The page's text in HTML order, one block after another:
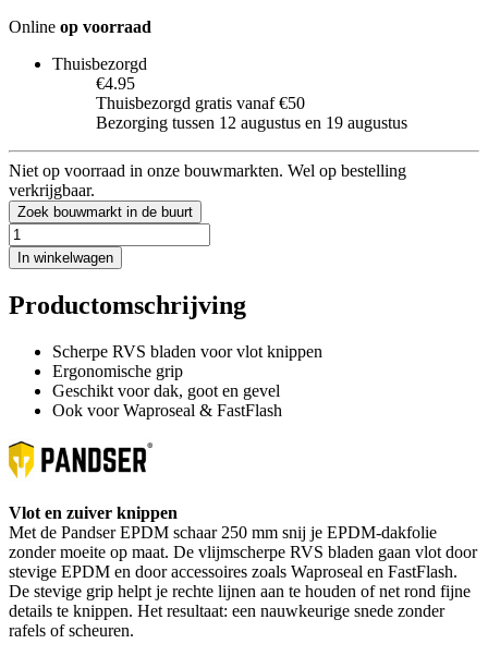
Online op voorraad
Thuisbezorgd
€4.95
Thuisbezorgd gratis vanaf €50
Bezorging tussen 12 augustus en 19 augustus
Niet op voorraad in onze bouwmarkten. Wel op bestelling
verkrijgbaar.
Zoek bouwmarkt in de buurt
In winkelwagen
Productomschrijving
Scherpe RVS bladen voor vlot knippen
Ergonomische grip
Geschikt voor dak, goot en gevel
Ook voor Waproseal & FastFlash
Vlot en zuiver knippen
Met de Pandser EPDM schaar 250 mm snij je EPDM-dakfolie
zonder moeite op maat. De vlijmscherpe RVS bladen gaan vlot door
stevige EPDM en door accessoires zoals Waproseal en FastFlash.
De stevige grip helpt je rechte lijnen aan te houden of net rond fijne
details te knippen. Het resultaat: een nauwkeurige snede zonder
rafels of scheuren.